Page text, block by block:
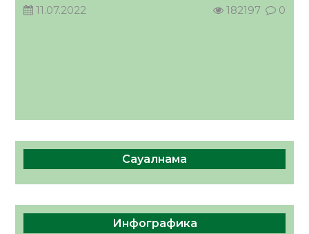
11.07.2022
182197 0
Сауалнама
Инфографика